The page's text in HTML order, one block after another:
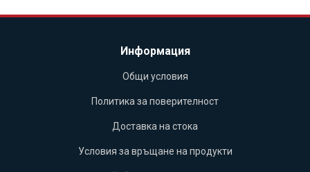
Информация
Общи условия
Политика за поверителност
Доставка на стока
Условия за връщане на продукти